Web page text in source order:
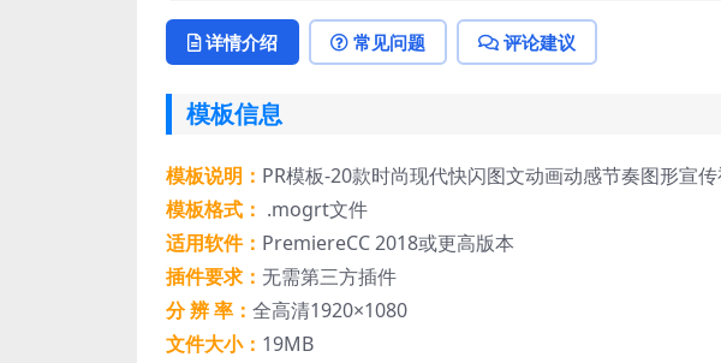
详情介绍 常见问题 评论建议
模板信息
模板说明： PR模板-20款时尚现代快闪图文动画动感节奏图形宣
模板格式： .mogrt文件
适用软件： PremiereCC 2018或更高版本
插件要求： 无需第三方插件
分 辨 率： 全高清1920×1080
文件大小： 19MB